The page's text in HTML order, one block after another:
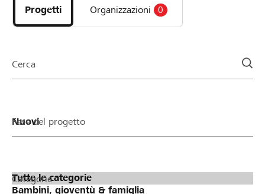
progetti
e
della
Progetti Organizzazioni 0
Cerca
Fase del progetto
Categorie